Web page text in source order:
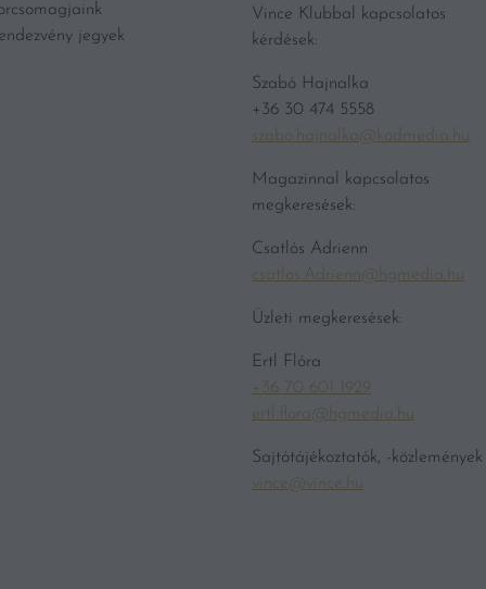
jegyek
Vince Klubbal kapcsolatos
kérdések:
Szabó Hajnalka
+36 30 474 5558
szabo.hajnalka@kodmedia.hu
Magazinnal kapcsolatos
megkeresések:
Csatlós Adrienn
csatlos.Adrienn@hgmedia.hu
Üzleti megkeresések:
Ertl Flóra
+36 70 601 1929
ertl.flora@hgmedia.hu
Sajtótájékoztatók, -közlemények
vince@vince.hu